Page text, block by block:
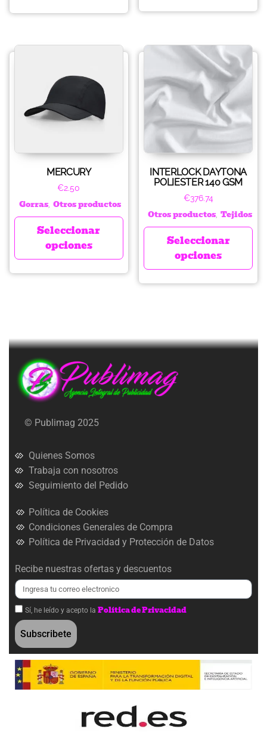
MERCURY
€2.50
Gorras, Otros productos
Seleccionar
opciones
INTERLOCK DAYTONA
POLIESTER 140 GSM
€376.74
Otros productos, Tejidos
Seleccionar
opciones
© Publimag 2025
Quienes Somos
Trabaja con nosotros
Seguimiento del Pedido
Política de Cookies
Condiciones Generales de Compra
Política de Privacidad y Protección de Datos
Recibe nuestras ofertas y descuentos
Sí, he leído y acepto la Política de Privacidad
Subscribete